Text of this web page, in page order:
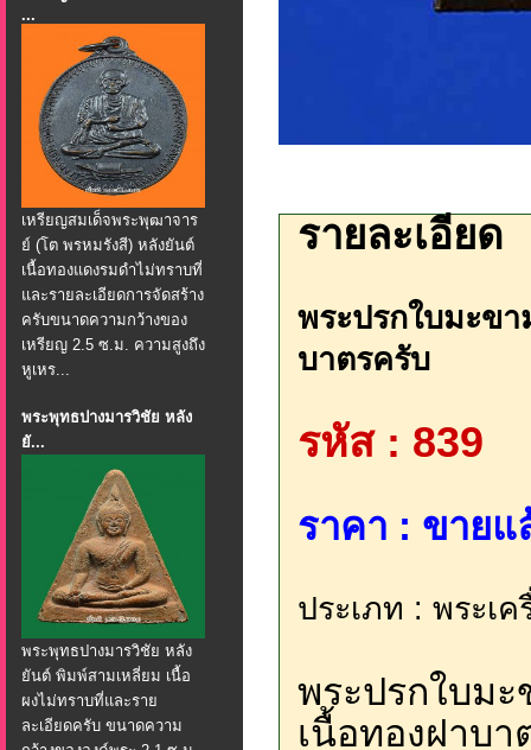
...
เหรียญสมเด็จพระพุฒาจาร
ย์ (โต พรหมรังสี) หลังยันต์
เนื้อทองแดงรมดำไม่ทราบที่
และรายละเอียดการจัดสร้าง
ครับขนาดความกว้างของ
เหรียญ 2.5 ซ.ม. ความสูงถึง
หูเหร...
พระพุทธปางมารวิชัย หลัง
ยั...
พระพุทธปางมารวิชัย หลัง
ยันต์ พิมพ์สามเหลี่ยม เนื้อ
ผงไม่ทราบที่และราย
ละเอียดครับ ขนาดความ
รายละเอียด
พระปรกใบมะข
บาตรครับ
รหัส : 839
ราคา : ขายแ
ประเภท : พระเ
พระปรกใบม
เนื้อทองฝาบ